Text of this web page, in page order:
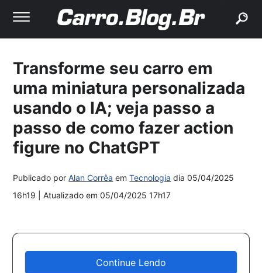
Transforme seu carro em
uma miniatura personalizada
usando o IA; veja passo a
passo de como fazer action
figure no ChatGPT
Publicado porAlan Corrêa emTecnologia dia05/04/2025
16h19
| Atualizado em05/04/2025 17h17
Continue Lendo